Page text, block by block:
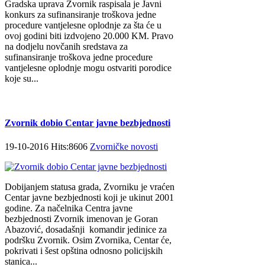
Gradska uprava Zvornik raspisala je Javni
konkurs za sufinansiranje troškova jedne
procedure vantjelesne oplodnje za šta će u
ovoj godini biti izdvojeno 20.000 KM. Pravo
na dodjelu novčanih sredstava za
sufinansiranje troškova jedne procedure
vantjelesne oplodnje mogu ostvariti porodice
koje su...
Zvornik dobio Centar javne bezbjednosti
19-10-2016 Hits:8606 Zvorničke novosti
Dobijanjem statusa grada, Zvorniku je vraćen
Centar javne bezbjednosti koji je ukinut 2001
godine. Za načelnika Centra javne
bezbjednosti Zvornik imenovan je Goran
Abazović, dosadašnji komandir jedinice za
podršku Zvornik. Osim Zvornika, Centar će,
pokrivati i šest opština odnosno policijskih
stanica...